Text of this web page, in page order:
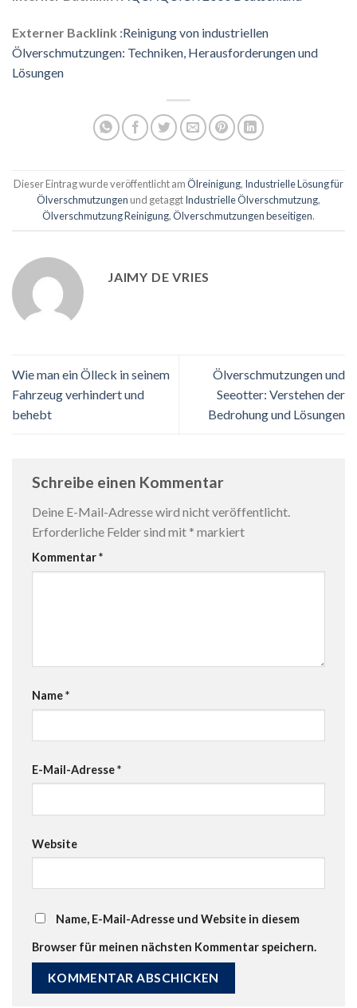
Externer Backlink :Reinigung von industriellen
Ölverschmutzungen: Techniken, Herausforderungen und
Lösungen
Dieser Eintrag wurde veröffentlicht amÖlreinigung, Industrielle Lösung für
Ölverschmutzungenund getaggtIndustrielle Ölverschmutzung,
Ölverschmutzung Reinigung,Ölverschmutzungen beseitigen.
JAIMY DE VRIES
Wie man ein Ölleck in seinem
Fahrzeug verhindert und
behebt
Ölverschmutzungen und
Seeotter: Verstehen der
Bedrohung und Lösungen
Schreibe einen Kommentar
Deine E-Mail-Adresse wird nicht veröffentlicht.
Erforderliche Felder sind mit * markiert
Kommentar*
Name*
E-Mail-Adresse*
Website
Name, E-Mail-Adresse und Website in diesem
Browser für meinen nächsten Kommentar speichern.